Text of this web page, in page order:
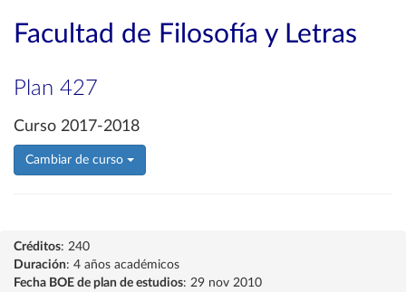
Facultad de Filosofía y Letras
Plan 427
Curso 2017-2018
Cambiar de curso
Créditos: 240
Duración: 4 años académicos
Fecha BOE de plan de estudios: 29 nov 2010